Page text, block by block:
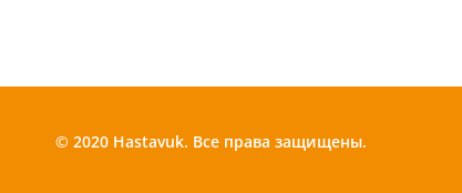
© 2020 Hastavuk. Все права защищены.